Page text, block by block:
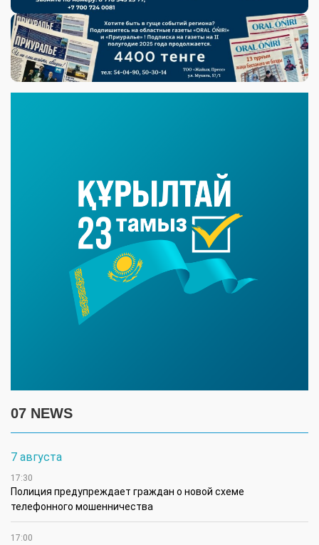
07 NEWS
7 августа
17:30
Полиция предупреждает граждан о новой схеме
телефонного мошенничества
17:00